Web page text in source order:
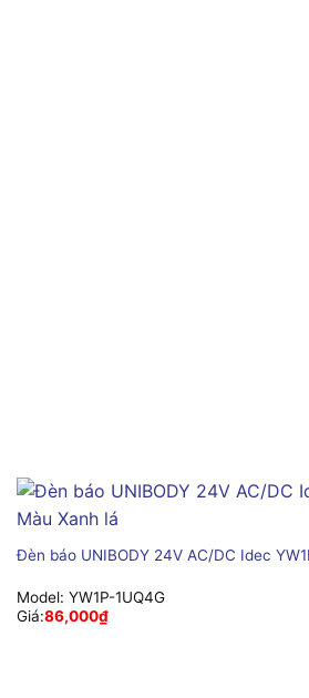
Đèn báo UNIBODY 24V AC/DC Idec
Model: YW1P-1UQ4G
Giá:86,000₫